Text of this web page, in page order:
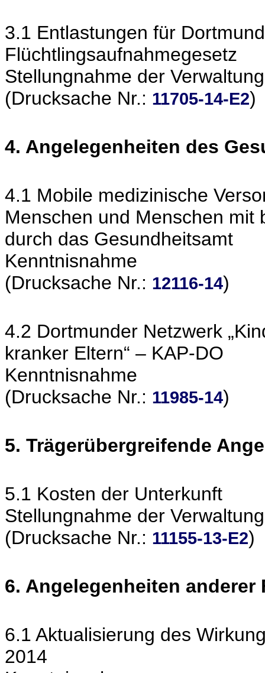
3.1 Entlastungen für
Flüchtlingsaufnahmegesetz
Stellungnahme der Verwaltung
(Drucksache Nr.: 11705-14-E2)
4. Angelegenheiten des
4.1 Mobile medizinische
Menschen und Menschen mit
durch das Gesundheitsamt
Kenntnisnahme
(Drucksache Nr.: 12116-14)
4.2 Dortmunder Netzwerk
kranker Eltern“ – KAP-DO
Kenntnisnahme
(Drucksache Nr.: 11985-14)
5. Trägerübergreifende
5.1 Kosten der Unterkunft
Stellungnahme der Verwaltung
(Drucksache Nr.: 11155-13-E2)
6. Angelegenheiten anderer
6.1 Aktualisierung des
2014